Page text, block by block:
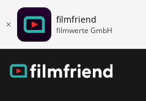
filmfriend
filmwerte GmbH